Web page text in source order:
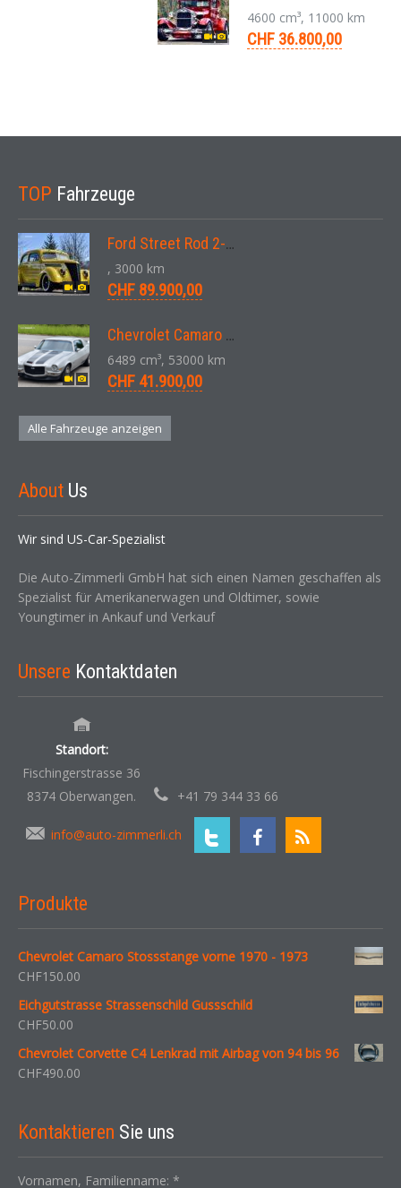
4600 cm³, 11000 km
CHF 36.800,00
TOP Fahrzeuge
Ford Street Rod 2-Door V8 Aut. 1937
, 3000 km
CHF 89.900,00
Chevrolet Camaro SS 396 LS3 Coupe Aut. 1971
6489 cm³, 53000 km
CHF 41.900,00
Alle Fahrzeuge anzeigen
About Us
Wir sind US-Car-Spezialist
Die Auto-Zimmerli GmbH hat sich einen Namen geschaffen als
Spezialist für Amerikanerwagen und Oldtimer, sowie
Youngtimer in Ankauf und Verkauf
Unsere Kontaktdaten
Standort:
Fischingerstrasse 36
8374 Oberwangen.
+41 79 344 33 66
info@auto-zimmerli.ch
Produkte
Chevrolet Camaro Stossstange vorne 1970 - 1973
CHF150.00
Eichgutstrasse Strassenschild Gussschild
CHF50.00
Chevrolet Corvette C4 Lenkrad mit Airbag von 94 bis 96
CHF490.00
Kontaktieren Sie uns
Vornamen, Familienname: *